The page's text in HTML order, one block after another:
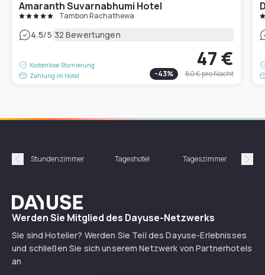
Amaranth Suvarnabhumi Hotel
Tambon Rachathewa
4.5/5|32 Bewertungen
Kostenlose Stornierung
Zahlung im Hotel
47 €
-43% 80 €pro Nacht
Précédent
Stundenzimmer Tageshotel Tageszimmer
Dayuse
Werden Sie Mitglied des Dayuse-Netzwerks
Sie sind Hotelier? Werden Sie Teil des Dayuse-Erlebnisses
und schließen Sie sich unserem Netzwerk von Partnerhotels
an